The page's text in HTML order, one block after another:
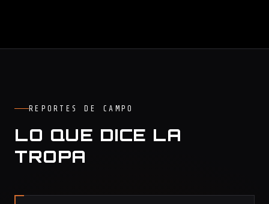
REPORTES DE CAMPO
LO QUE DICE LA
TROPA